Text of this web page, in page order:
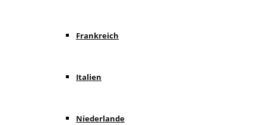
Frankreich
Italien
Niederlande